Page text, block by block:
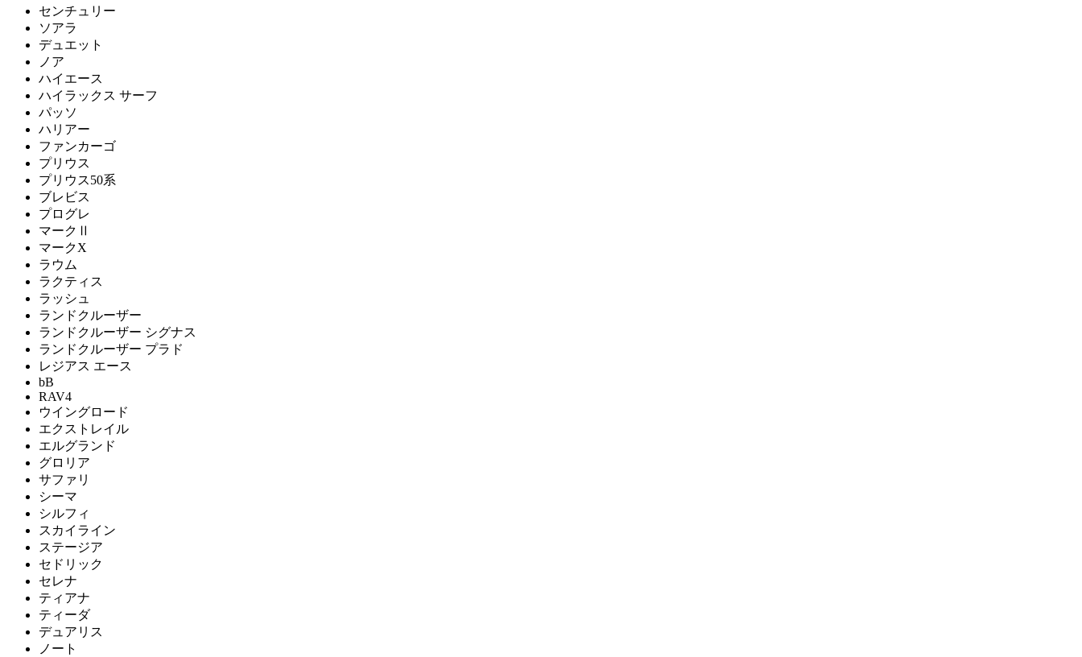
センチュリー
ソアラ
デュエット
ノア
ハイエース
ハイラックス サーフ
パッソ
ハリアー
ファンカーゴ
プリウス
プリウス50系
ブレビス
プログレ
マークⅡ
マークX
ラウム
ラクティス
ラッシュ
ランドクルーザー
ランドクルーザー シグナス
ランドクルーザー プラド
レジアス エース
bB
RAV4
ウイングロード
エクストレイル
エルグランド
グロリア
サファリ
シーマ
シルフィ
スカイライン
ステージア
セドリック
セレナ
ティアナ
ティーダ
デュアリス
ノート